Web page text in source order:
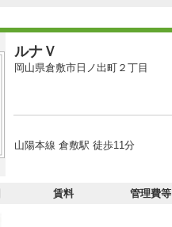
ルナＶ
岡山県倉敷市日ノ出町２丁目
山陽本線 倉敷駅 徒歩11分
賃料 管理費等